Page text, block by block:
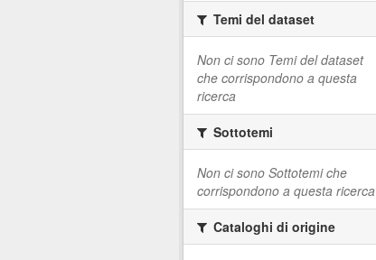
Temi del dataset
Non ci sono Temi del dataset
che corrispondono a questa
ricerca
Sottotemi
Non ci sono Sottotemi che
corrispondono a questa ricerca
Cataloghi di origine